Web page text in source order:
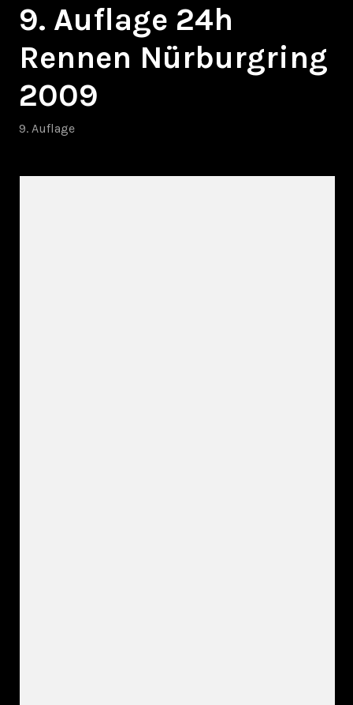
9. Auflage 24h
Rennen Nürburgring
2009
9. Auflage